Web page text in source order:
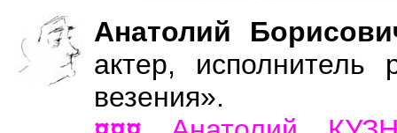
Анатолий
актер,
везения».